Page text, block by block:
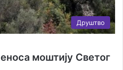
Друштво
моштију Светог